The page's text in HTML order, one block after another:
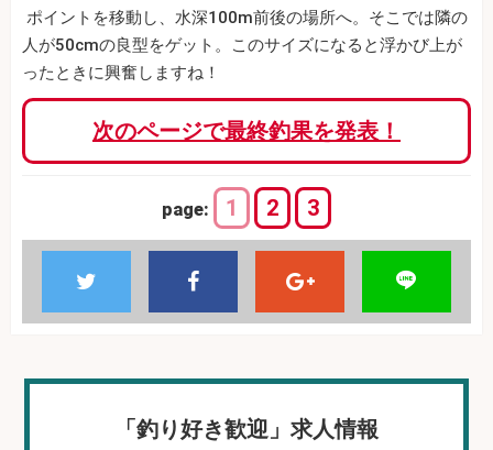
ポイントを移動し、水深100m前後の場所へ。そこでは隣の
人が50cmの良型をゲット。このサイズになると浮かび上が
ったときに興奮しますね！
次のページで最終釣果を発表！
page: 1 2 3
「釣り好き歓迎」求人情報